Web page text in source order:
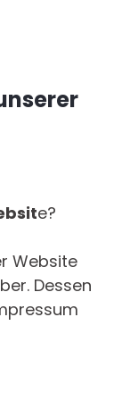
e?
Website
Dessen